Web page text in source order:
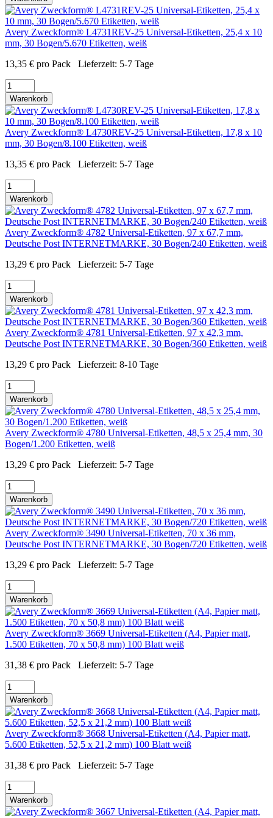
Avery Zweckform® L4731REV-25 Universal-Etiketten, 25,4 x 10
mm, 30 Bogen/5.670 Etiketten, weiß
13,35 € pro Pack Lieferzeit: 5-7 Tage
Warenkorb
Avery Zweckform® L4730REV-25 Universal-Etiketten, 17,8 x 10
mm, 30 Bogen/8.100 Etiketten, weiß
13,35 € pro Pack Lieferzeit: 5-7 Tage
Warenkorb
Avery Zweckform® 4782 Universal-Etiketten, 97 x 67,7 mm,
Deutsche Post INTERNETMARKE, 30 Bogen/240 Etiketten, weiß
13,29 € pro Pack Lieferzeit: 5-7 Tage
Warenkorb
Avery Zweckform® 4781 Universal-Etiketten, 97 x 42,3 mm,
Deutsche Post INTERNETMARKE, 30 Bogen/360 Etiketten, weiß
13,29 € pro Pack Lieferzeit: 8-10 Tage
Warenkorb
Avery Zweckform® 4780 Universal-Etiketten, 48,5 x 25,4 mm, 30
Bogen/1.200 Etiketten, weiß
13,29 € pro Pack Lieferzeit: 5-7 Tage
Warenkorb
Avery Zweckform® 3490 Universal-Etiketten, 70 x 36 mm,
Deutsche Post INTERNETMARKE, 30 Bogen/720 Etiketten, weiß
13,29 € pro Pack Lieferzeit: 5-7 Tage
Warenkorb
Avery Zweckform® 3669 Universal-Etiketten (A4, Papier matt,
1.500 Etiketten, 70 x 50,8 mm) 100 Blatt weiß
31,38 € pro Pack Lieferzeit: 5-7 Tage
Warenkorb
Avery Zweckform® 3668 Universal-Etiketten (A4, Papier matt,
5.600 Etiketten, 52,5 x 21,2 mm) 100 Blatt weiß
31,38 € pro Pack Lieferzeit: 5-7 Tage
Warenkorb